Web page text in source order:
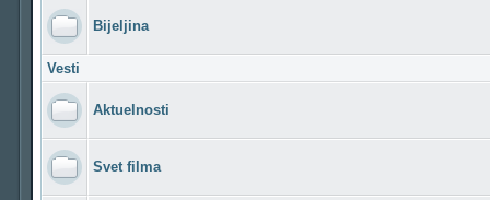
Bijeljina
Vesti
Aktuelnosti
Svet filma